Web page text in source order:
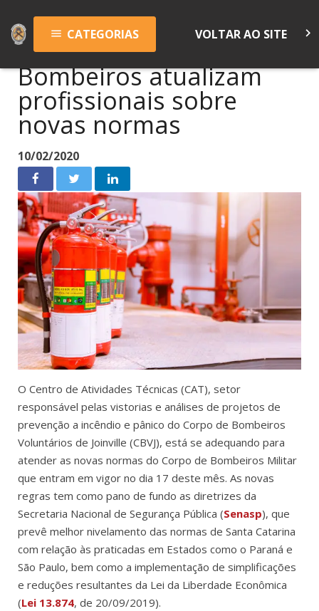
menu CATEGORIAS VOLTAR AO SITE keyboard_arrow_right
Bombeiros atualizam
profissionais sobre
novas normas
10/02/2020
O Centro de Atividades Técnicas (CAT), setor
responsável pelas vistorias e análises de projetos de
prevenção a incêndio e pânico do Corpo de Bombeiros
Voluntários de Joinville (CBVJ), está se adequando para
atender as novas normas do Corpo de Bombeiros Militar
que entram em vigor no dia 17 deste mês. As novas
regras tem como pano de fundo as diretrizes da
Secretaria Nacional de Segurança Pública (Senasp), que
prevê melhor nivelamento das normas de Santa Catarina
com relação às praticadas em Estados como o Paraná e
São Paulo, bem como a implementação de simplificações
e reduções resultantes da Lei da Liberdade Econômica
(Lei 13.874, de 20/09/2019).